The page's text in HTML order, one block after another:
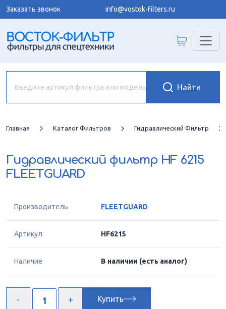
Заказать звонок info@vostok-filters.ru
Главная Каталог Фильтров Гидравлический Фильтр
Гидравлический фильтр HF 6215
FLEETGUARD
Производитель FLEETGUARD
Артикул HF6215
Наличие В наличии (есть аналог)
Купить